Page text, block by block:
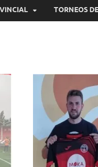
TORNEOS